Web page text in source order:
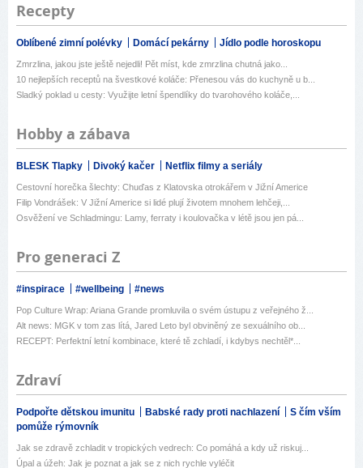
Recepty
Oblíbené zimní polévky Domácí pekárny Jídlo podle horoskopu
Zmrzlina, jakou jste ještě nejedli! Pět míst, kde zmrzlina chutná jako...
10 nejlepších receptů na švestkové koláče: Přenesou vás do kuchyně u b...
Sladký poklad u cesty: Využijte letní špendlíky do tvarohového koláče,...
Hobby a zábava
BLESK Tlapky Divoký kačer Netflix filmy a seriály
Cestovní horečka šlechty: Chuďas z Klatovska otrokářem v Jižní Americe
Filip Vondrášek: V Jižní Americe si lidé plují životem mnohem lehčeji,...
Osvěžení ve Schladmingu: Lamy, ferraty i koulovačka v létě jsou jen pá...
Pro generaci Z
#inspirace #wellbeing #news
Pop Culture Wrap: Ariana Grande promluvila o svém ústupu z veřejného ž...
Alt news: MGK v tom zas lítá, Jared Leto byl obviněný ze sexuálního ob...
RECEPT: Perfektní letní kombinace, které tě zchladí, i kdybys nechtěl*...
Zdraví
Podpořte dětskou imunitu Babské rady proti nachlazení
S čím vším
pomůže rýmovník
Jak se zdravě zchladit v tropických vedrech: Co pomáhá a kdy už riskuj...
Úpal a úžeh: Jak je poznat a jak se z nich rychle vyléčit